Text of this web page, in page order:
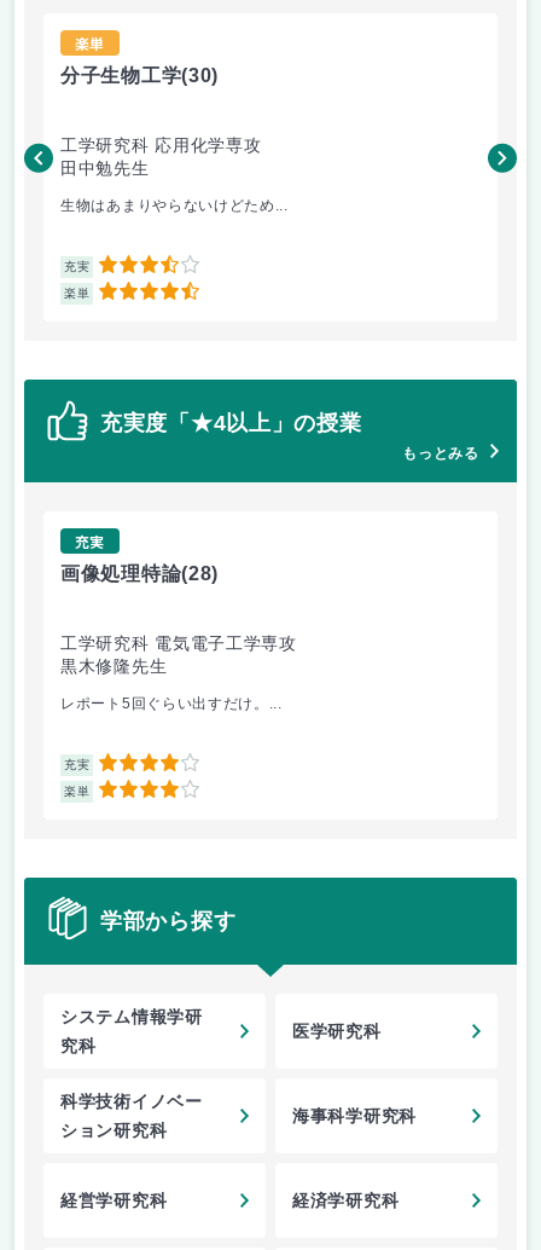
楽単
分子生物工学(30)
工学研究科 応用化学専攻
田中勉先生
生物はあまりやらないけどため...
充実 3.5
楽単 4.5
黒
充実度「★4以上」の授業
もっとみる
充実
画像処理特論(28)
工学研究科 電気電子工学専攻
黒木修隆先生
レポート5回ぐらい出すだけ。...
充実 4
楽単 4
学部から探す
システム情報学研
究科
医学研究科
科学技術イノベー
ション研究科
海事科学研究科
経営学研究科 経済学研究科